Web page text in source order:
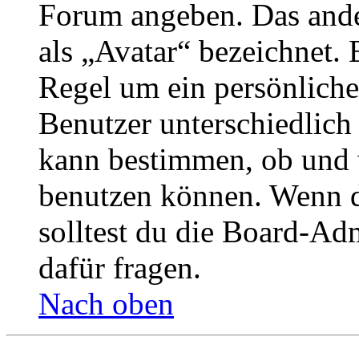
Forum angeben. Das
als „Avatar“
Regel um ein
Benutzer
kann bestimmen, ob
benutzen können. Wenn
solltest du die Board-
dafür fragen.
Nach oben